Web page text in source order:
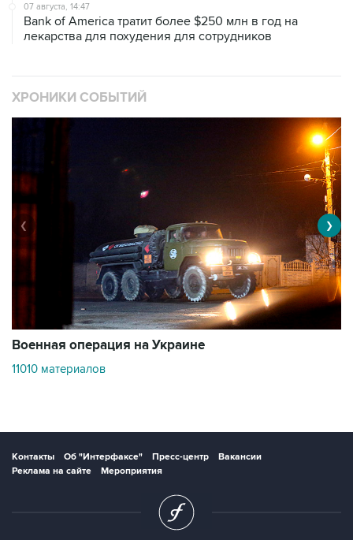
07 августа, 14:47
Bank of America тратит более $250 млн в год на
лекарства для похудения для сотрудников
ХРОНИКИ СОБЫТИЙ
Военная операция на Украине
11010 материалов
❮ ❯
Контакты Об "Интерфаксе" Пресс-центр
Вакансии
Реклама на сайте
Мероприятия